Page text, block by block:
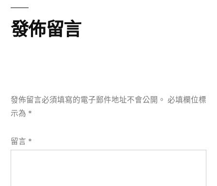
發佈留言
發佈留言必須填寫的電子郵件地址不會公開。 必填欄位標
示為 *
留言 *